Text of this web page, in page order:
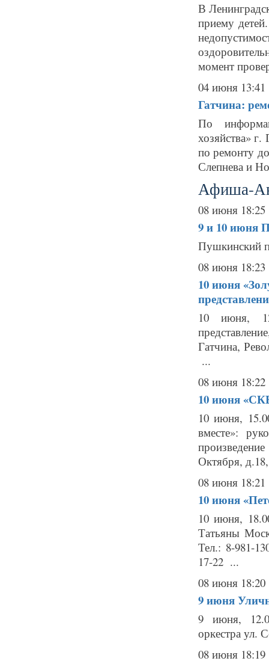
В
приему
момент
04 июня 13:41
Гатчина:
По
хозяйства»
по ремонту
Слепнева и
Афиша-
08 июня 18:25
9 и 10 июня
Пушкинский
08 июня 18:23
10 июня
10 июня,
Гатчина,
...
08 июня 18:22
10 июня
10 июня,
вместе»:
Октября,
08 июня 18:21
10 июня
10 июня,
Татьяны
Тел.: 8-981-
17-22 ...
08 июня 18:20
9 июня
9 июня,
оркестра ул.
08 июня 18:19